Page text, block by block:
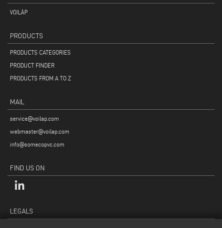
VOILÀP
PRODUCTS
PRODUCTS CATEGORIES
PRODUCT FINDER
PRODUCTS FROM A TO Z
MAIL
service@voilap.com
webmaster@voilap.com
info@somecopvc.com
FIND US ON
LEGALS